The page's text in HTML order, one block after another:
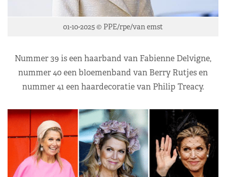
01-10-2025 © PPE/rpe/van emst
Nummer 39 is een haarband van Fabienne Delvigne,
nummer 40 een bloemenband van Berry Rutjes en
nummer 41 een haardecoratie van Philip Treacy.